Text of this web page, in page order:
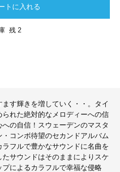
トに入れる
残 2
す輝きを増していく・・。タイ
られた絶対的なメロディーへの信
の自信！スウェーデンのマスタ
コンボ待望のセカンドアルバム
フルで豊かなサウンドに名曲を
サウンドはそのままによりスケ
によるカラフルで幸福な侵略